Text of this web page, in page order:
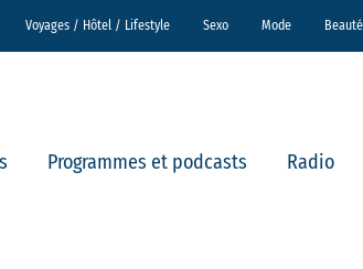
Voyages / Hôtel / Lifestyle Sexo Mode Beauté
Programmes et podcasts Radio